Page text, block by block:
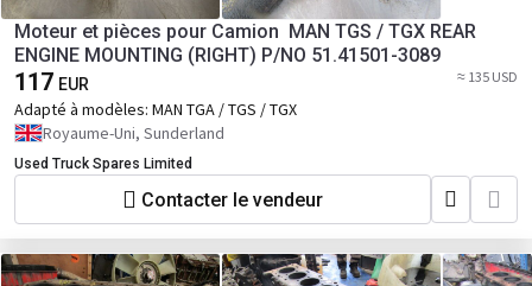
Moteur et pièces pour Camion MAN TGS / TGX REAR
ENGINE MOUNTING (RIGHT) P/NO 51.41501-3089
117 EUR ≈ 135 USD
Adapté à modèles: MAN TGA / TGS / TGX
Royaume-Uni, Sunderland
Used Truck Spares Limited
Contacter le vendeur